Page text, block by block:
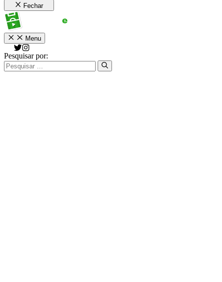
Fechar
Menu
Pesquisar por: